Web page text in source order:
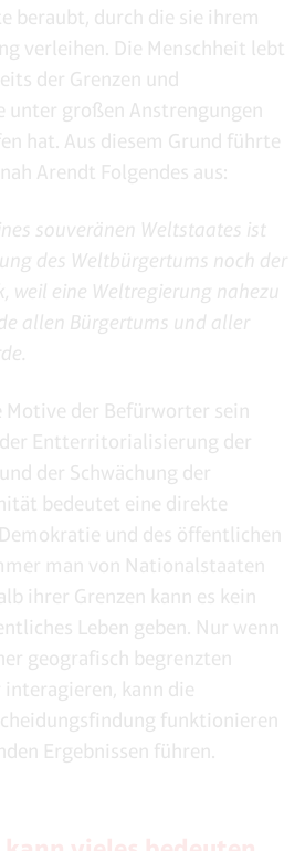
beraubt, durch die sie ihrem
verleihen. Die Menschheit lebt
der Grenzen und
unter großen Anstrengungen
hat. Aus diesem Grund führte
Arendt Folgendes aus:
souveränen Weltstaates ist
des Weltbürgertums noch der
weil eine Weltregierung nahezu
allen Bürgertums und aller
Motive der Befürworter sein
Entterritorialisierung der
der Schwächung der
bedeutet eine direkte
und des öffentlichen
man von Nationalstaaten
ihrer Grenzen kann es kein
Leben geben. Nur wenn
geografisch begrenzten
kann die
funktionieren
Ergebnissen führen.